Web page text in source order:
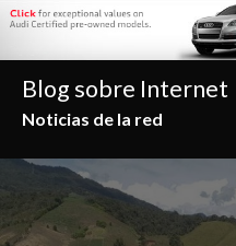
Saltar
contenido
Blog sobre Internet
Noticias de la red